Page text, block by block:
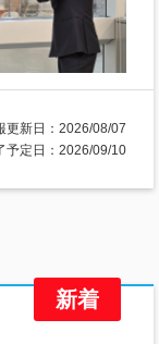
更新日：2026/08/07
予定日：2026/09/10